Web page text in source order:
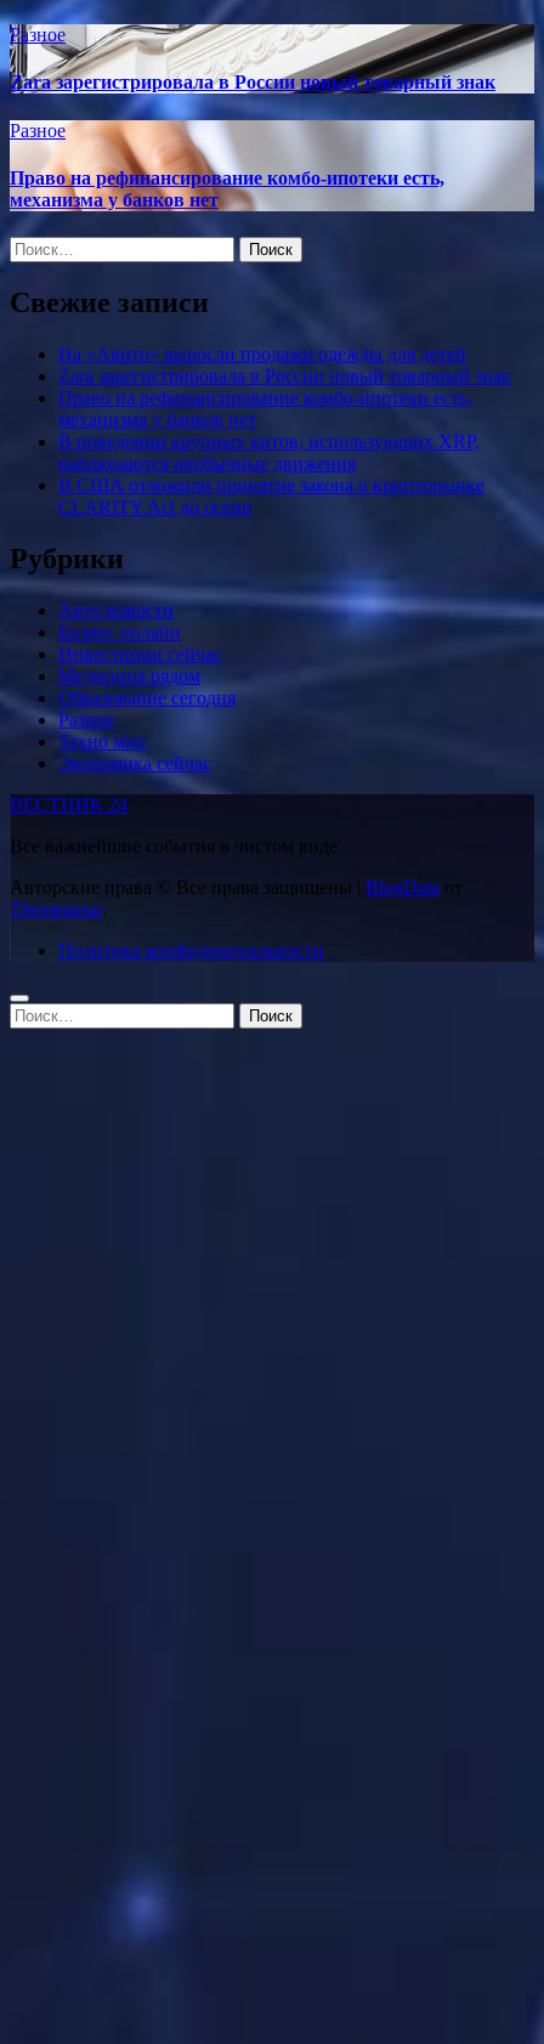
Разное
Zara зарегистрировала в России новый товарный знак
Разное
Право на рефинансирование комбо-ипотеки есть,
механизма у банков нет
Найти:
Свежие записи
На «Авито» выросли продажи одежды для детей
Zara зарегистрировала в России новый товарный знак
Право на рефинансирование комбо-ипотеки есть,
механизма у банков нет
В поведении крупных китов, использующих XRP,
наблюдаются необычные движения
В США отложили принятие закона о крипторынке
CLARITY Act до осени
Рубрики
Авто новости
Бизнес онлайн
Инвестиции сейчас
Медицина рядом
Образование сегодня
Разное
Техно мир
Экономика сейчас
ВЕСТНИК 24
Все важнейшие события в чистом виде
Авторские права © Все права защищены | BlogData от
Themeansar.
Политика конфиденциальности
Найти: